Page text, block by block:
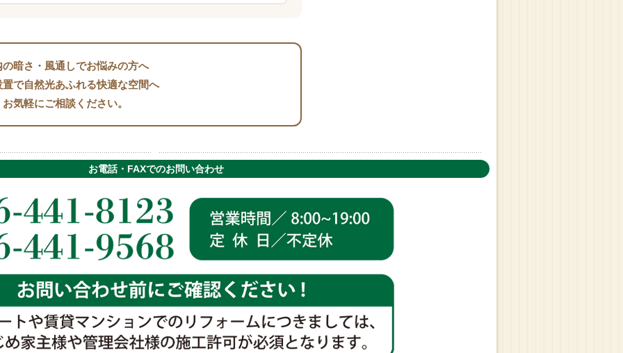
の暗さ・風通しでお悩みの方へ
置で自然光あふれる快適な空間へ
お気軽にご相談ください。
お電話・FAXでのお問い合わせ